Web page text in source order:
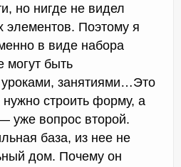
но нигде не видел
элементов. Поэтому я
в виде набора
могут быть
занятиями…Это
нужно строить форму, а
уже вопрос второй.
база, из нее не
дом. Почему он